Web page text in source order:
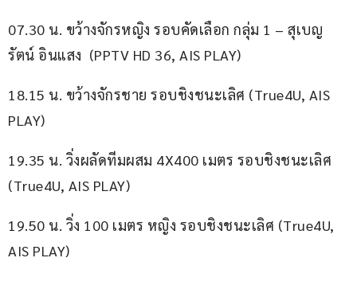
07.30 น. ขว้างจักรหญิง รอบคัดเลือก กลุ่ม 1 – สุเบญ
รัตน์ อินแสง  (PPTV HD 36, AIS PLAY)
18.15 น. ขว้างจักรชาย รอบชิงชนะเลิศ (True4U, AIS
PLAY)
19.35 น. วิ่งผลัดทีมผสม 4X400 เมตร รอบชิงชนะเลิศ
(True4U, AIS PLAY)
19.50 น. วิ่ง 100 เมตร หญิง รอบชิงชนะเลิศ (True4U,
AIS PLAY)